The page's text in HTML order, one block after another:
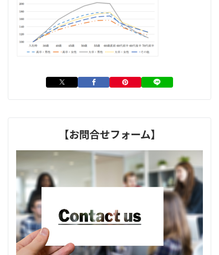
【お問合せフォーム】